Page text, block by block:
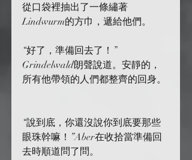
從口袋裡抽出了一條繡著
Lindwurm的方巾，遞給他們。
“好了，準備回去了！”
Grindelwald朗聲說道。安靜的，
所有他帶領的人們都整齊的回身。
“說到底，你還沒說你到底要那些
眼珠幹嘛！”Aber在收拾當準備回
去時順道問了問。